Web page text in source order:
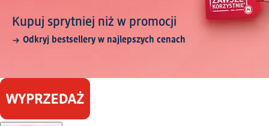
Kupuj sprytniej niż w promocji
Odkryj bestsellery w najlepszych cenach